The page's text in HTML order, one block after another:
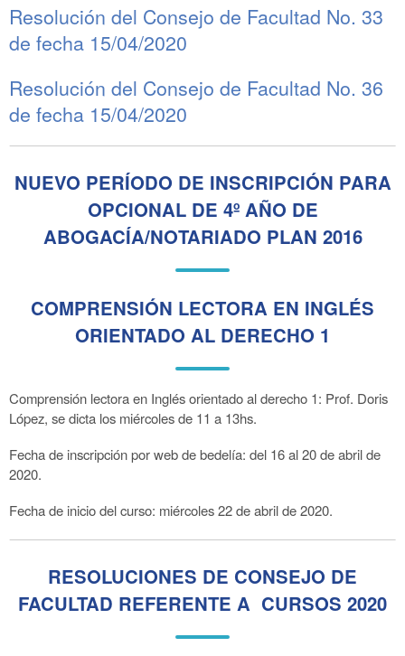
Resolución del Consejo de Facultad No. 33
de fecha 15/04/2020
Resolución del Consejo de Facultad No. 36
de fecha 15/04/2020
NUEVO PERÍODO DE INSCRIPCIÓN PARA
OPCIONAL DE 4º AÑO DE
ABOGACÍA/NOTARIADO PLAN 2016
COMPRENSIÓN LECTORA EN INGLÉS
ORIENTADO AL DERECHO 1
Comprensión lectora en Inglés orientado al derecho 1: Prof. Doris
López, se dicta los miércoles de 11 a 13hs.
Fecha de inscripción por web de bedelía: del 16 al 20 de abril de
2020.
Fecha de inicio del curso: miércoles 22 de abril de 2020.
RESOLUCIONES DE CONSEJO DE
FACULTAD REFERENTE A CURSOS 2020